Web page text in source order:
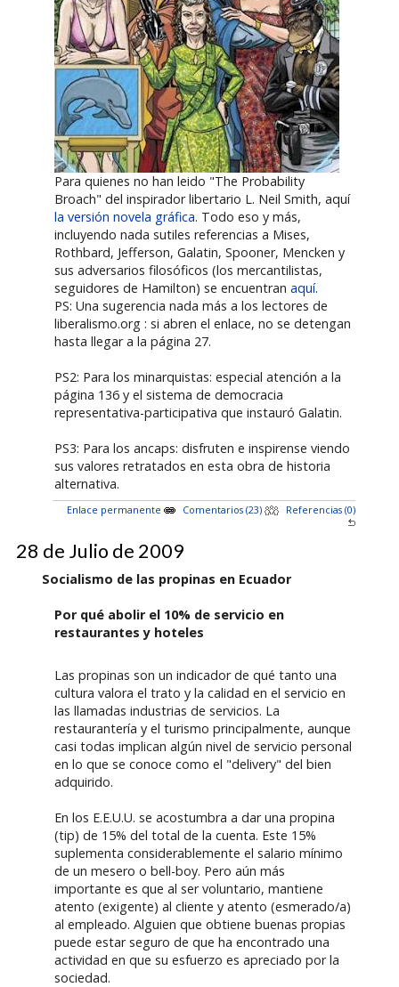
Para quienes no han leido "The Probability
Broach" del inspirador libertario L. Neil Smith, aquí
la versión novela gráfica. Todo eso y más,
incluyendo nada sutiles referencias a Mises,
Rothbard, Jefferson, Galatin, Spooner, Mencken y
sus adversarios filosóficos (los mercantilistas,
seguidores de Hamilton) se encuentranaquí.
PS: Una sugerencia nada más a los lectores de
liberalismo.org : si abren el enlace, no se detengan
hasta llegar a la página 27.
PS2: Para los minarquistas: especial atención a la
página 136 y el sistema de democracia
representativa-participativa que instauró Galatin.
PS3: Para los ancaps: disfruten e inspirense viendo
sus valores retratados en esta obra de historia
alternativa.
Enlace permanente Comentarios (23) Referencias (0)
28 de Julio de 2009
Socialismo de las propinas en Ecuador
Por qué abolir el 10% de servicio en
restaurantes y hoteles
Las propinas son un indicador de qué tanto una
cultura valora el trato y la calidad en el servicio en
las llamadas industrias de servicios. La
restaurantería y el turismo principalmente, aunque
casi todas implican algún nivel de servicio personal
en lo que se conoce como el "delivery" del bien
adquirido.
En los E.E.U.U. se acostumbra a dar una propina
(tip) de 15% del total de la cuenta. Este 15%
suplementa considerablemente el salario mínimo
de un mesero o bell-boy. Pero aún más
importante es que al ser voluntario, mantiene
atento (exigente) al cliente y atento (esmerado/a)
al empleado. Alguien que obtiene buenas propias
puede estar seguro de que ha encontrado una
actividad en que su esfuerzo es apreciado por la
sociedad.